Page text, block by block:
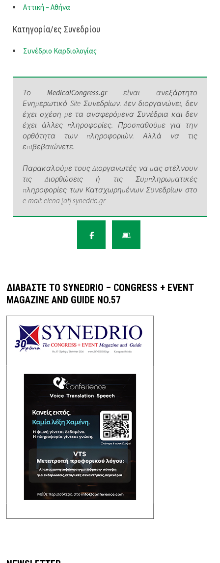
Αττική – Αθήνα
Κατηγορία/ες Συνεδρίου
Συνέδριο Καρδιολογίας
ΤοMedicalCongress.grείναι ανεξάρτητο
Ενημερωτικό Site Συνεδρίων. Δεν διοργανώνει, δεν
έχει σχέση με τα αναφερόμενα Συνέδρια και δεν
έχει άλλες πληροφορίες. Προσπαθούμε για την
ορθότητα των πληροφοριών. Αλλά να τις
επιβεβαιώνετε.
Παρακαλούμε τους Διοργανωτές να μας στέλνουν
τις Διορθώσεις ή τις Συμπληρωματικές
πληροφορίες των Καταχωρημένων Συνεδρίων στο
e-mail: elena [at] synedrio.gr
ΔΙΑΒΆΣΤΕ ΤΟ SYNEDRIO – CONGRESS + EVENT
MAGAZINE AND GUIDE NO.57